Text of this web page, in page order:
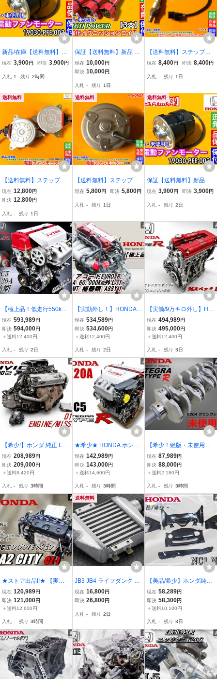
新品/在庫【送料無料】電
動 ファン モーター 1個
ティ トラック バン ライ
JB3 JB4 適合確認可
現在 3,900円 即決 3,900円
入札 1 残り 2時間
保証【送料無料】新品 強
化 イグニッションコイル
3本【アクティ トラック
07Z 30520-RS8-004 ハイ
パワー 失火 交換
現在 10,000円
即決 10,000円
入札 - 残り 1日
【送料無料】ステップワ
ゴン スパーダ RK5 RK6
リア 1本】36532-RWP-0
交換 チェックランプ
現在 8,400円 即決 8,400円
入札 - 残り 1日
送料無料
【送料無料】ステップワ
ゴン RK1 RK2 RK3 RK4
【新品 電動 ファン モー
A-J02 38616-R0A-J02 ラ
ジエター 修理 交換
現在 12,800円
即決 12,800円
入札 - 残り 1日
送料無料
【送料無料】ステップワ
ゴン RG1 RG2 RG3 RG4
ター 右側 1個】38616-RT
ンサー 運転席 交換
現在 5,800円 即決 5,800円
入札 - 残り 1日
送料無料
保証【送料無料】新品 電
動ファン モーター 1個
HH5 HA6 HA7 / ライフ ダ
E-003 交換 修理
現在 3,900円 即決 3,900円
入札 - 残り 2日
【極上品！低走行550km
外し】ホンダ 純正 DC5
インテグラ タイプR 前期
K20A 6MT i-VTEC エンジ
現在 593,989円
即決 594,000円
＋送料12,400円
入札 - 残り 2日
【実動外し！】HONDA
ホンダ 純正 CL7 アコード
ユーロR K20A エンジン 6
速 MT マニュアル トラン
トル ASSY 棚
現在 534,589円
即決 534,600円
＋送料12,400円
入札 - 残り 2日
【実働/9万キロ外し】HO
NDA ホンダ 純正 DC2 イ
ンテグラタイプ 96スペッ
ク B18C VTEC エンジン
現在 494,989円
即決 495,000円
＋送料12,400円
入札 - 残り 3日
【希少!】ホンダ 純正 EG
8 シビック フェリオ D15
B ツインキャブエンジン
本体 5MT トランスミッシ
付き 棚1C
現在 208,989円
即決 209,000円
＋送料8,420円
入札 - 残り 3時間
★希少★ HONDA ホンダ
純正 DC5 インテグラ タ
イプR K20A i-VTEC エン
ジン本体 カムシャフト イ
ーネス 付 棚1C
現在 142,989円
即決 143,000円
＋送料14,600円
入札 - 残り 3時間
【希少！絶版・未使用
品！】ホンダ純正 DC5 イ
ンテグラ TYPE R 前期 K2
0A クランクシャフト 133
現在 87,989円
即決 88,000円
＋送料2,180円
入札 - 残り 3時間
★ストア出品!!★ 【実動
外し!! 純正LSD入り】 HO
NDA ホンダ 純正 GA2 シ
ティ CZ-i 5MT マニュアル
ン ECU付 棚1C
現在 120,989円
即決 121,000円
＋送料12,600円
入札 - 残り 3時間
送料無料
JB3 JB4 ライフダンク イ
ンタークーラー 純正交換
E07Z ホンダ 新品 送料無
現在 16,800円
即決 26,800円
入札 - 残り 2日
【美品/希少】ホンダ純正
NC1 NSX エンジンカバー
エンジンフード エンブレ
ム シリアル付 5点 ブラッ
4716 74766
現在 58,289円
即決 58,300円
＋送料10,100円
入札 - 残り 3日